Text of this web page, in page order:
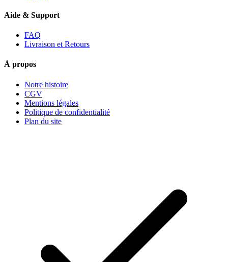
Aide & Support
FAQ
Livraison et Retours
À propos
Notre histoire
CGV
Mentions légales
Politique de confidentialité
Plan du site